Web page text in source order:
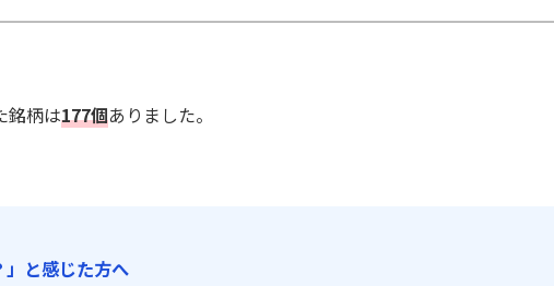
銘柄は177個ありました。
」と感じた方へ